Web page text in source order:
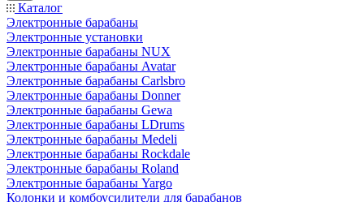
Каталог
Электронные барабаны
Электронные установки
Электронные барабаны NUX
Электронные барабаны Avatar
Электронные барабаны Carlsbro
Электронные барабаны Donner
Электронные барабаны Gewa
Электронные барабаны LDrums
Электронные барабаны Medeli
Электронные барабаны Rockdale
Электронные барабаны Roland
Электронные барабаны Yargo
Колонки и комбоусилители для барабанов